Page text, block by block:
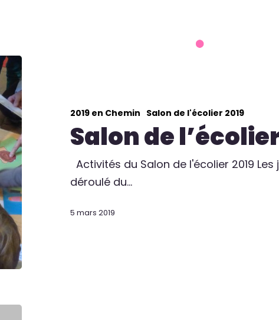
2019 en Chemin Salon de l'écolier 2019
Salon de
Activités du Salon de l'écolier 2019
déroulé du…
5 mars 2019